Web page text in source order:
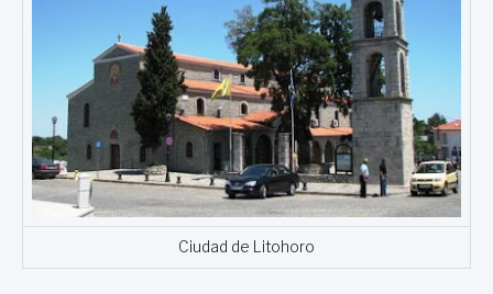
Ciudad de Litohoro